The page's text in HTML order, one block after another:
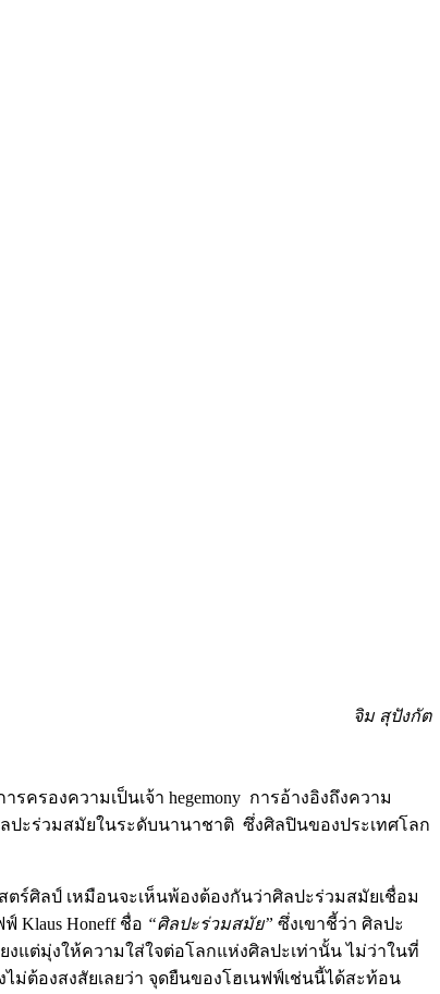
จิม สุปังกัต
รองความเป็นเจ้า hegemony การอ้างอิงถึงความ
ะร่วมสมัยในระดับนานาชาติ ซึ่งศิลปินของประเทศโลก
ร์ศิลป์ เหมือนจะเห็นพ้องต้องกันว่าศิลปะร่วมสมัยเชื่อม
Klaus Honeff ชื่อ “ศิลปะร่วมสมัย” ซึ่งเขาชี้ว่า ศิลปะ
แต่มุ่งให้ความใส่ใจต่อโลกแห่งศิลปะเท่านั้น ไม่ว่าในที่
ต้องสงสัยเลยว่า จุดยืนของโฮเนฟฟ์เช่นนี้ได้สะท้อน